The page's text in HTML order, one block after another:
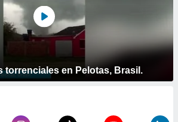
torrenciales en Pelotas, Brasil.